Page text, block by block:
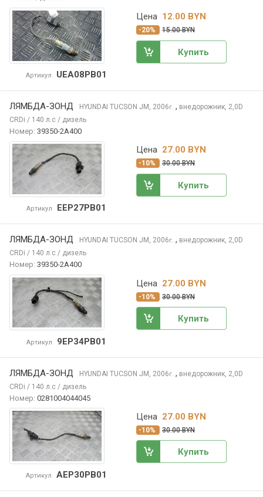
Артикул UEA08PB01
Цена 12.00 BYN
-20% 15.00 BYN
Купить
ЛЯМБДА-ЗОНД HYUNDAI TUCSON JM, 2006г. , внедорожник, 2,0D
CRDi / 140 л.с / дизель
Номер: 39350-2A400
Артикул EEP27PB01
Цена 27.00 BYN
-10% 30.00 BYN
Купить
ЛЯМБДА-ЗОНД HYUNDAI TUCSON JM, 2006г. , внедорожник, 2,0D
CRDi / 140 л.с / дизель
Номер: 39350-2A400
Артикул 9EP34PB01
Цена 27.00 BYN
-10% 30.00 BYN
Купить
ЛЯМБДА-ЗОНД HYUNDAI TUCSON JM, 2006г. , внедорожник, 2,0D
CRDi / 140 л.с / дизель
Номер: 0281004044045
Артикул AEP30PB01
Цена 27.00 BYN
-10% 30.00 BYN
Купить